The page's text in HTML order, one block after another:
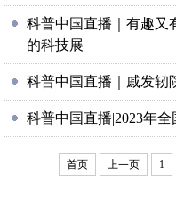
科普中国直播｜有趣又
的科技展
科普中国直播｜戚发轫
科普中国直播|2023年
首页 上一页 1